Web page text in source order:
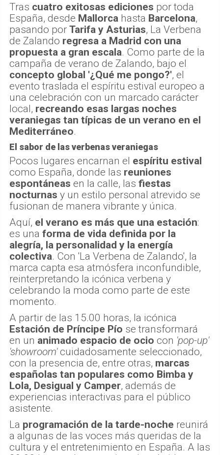
Tras cuatro exitosas ediciones por toda
España, desde Mallorca hasta Barcelona,
pasando por Tarifa y Asturias, La Verbena
de Zalando regresa a Madrid con una
propuesta a gran escala. Como parte de la
campaña de verano de Zalando, bajo el
concepto global '¿Qué me pongo?', el
evento traslada el espíritu estival europeo a
una celebración con un marcado carácter
local, recreando esas largas noches
veraniegas tan típicas de un verano en el
Mediterráneo.
El sabor de las verbenas veraniegas
Pocos lugares encarnan el espíritu estival
como España, donde las reuniones
espontáneas en la calle, las fiestas
nocturnas y un estilo personal atrevido se
fusionan de manera vibrante y única.
Aquí, el verano es más que una estación:
es una forma de vida definida por la
alegría, la personalidad y la energía
colectiva. Con 'La Verbena de Zalando', la
marca capta esa atmósfera inconfundible,
reinterpretando la icónica verbena y
celebrando la moda como parte de este
momento.
A partir de las 15.00 horas, la icónica
Estación de Príncipe Pío se transformará
en un animado espacio de ocio con 'pop-up'
'showroom'cuidadosamente seleccionado,
con la presencia de, entre otras, marcas
españolas tan populares como Bimba y
Lola, Desigual y Camper, además de
experiencias interactivas para el público
asistente.
La programación de la tarde-noche reunirá
a algunas de las voces más queridas de la
cultura y el entretenimiento en España. A las